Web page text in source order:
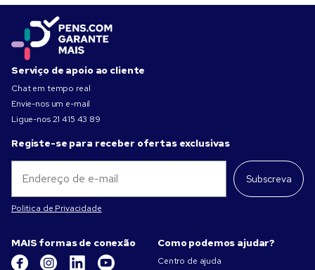
Serviço de apoio ao cliente
Chat em tempo real
Envie-nos um e-mail
Ligue-nos 21 415 43 89
Registe-se para receber ofertas exclusivas
Subscreva
Politica de Privacidade
MAIS formas de conexão Como podemos ajudar?
Centro de ajuda